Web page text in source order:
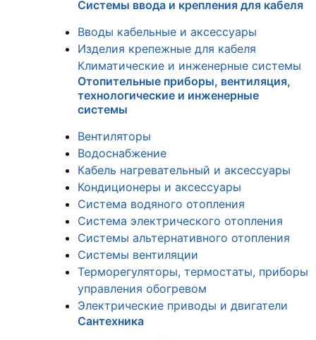
Системы ввода и крепления для кабеля
Вводы кабельные и аксессуары
Изделия крепежные для кабеля
Климатические и инженерные системы
Отопительные приборы, вентиляция,
технологические и инженерные
системы
Вентиляторы
Водоснабжение
Кабель нагревательный и аксессуары
Кондиционеры и аксессуары
Система водяного отопления
Система электрического отопления
Системы альтернативного отопления
Системы вентиляции
Терморегуляторы, термостаты, приборы
управления обогревом
Электрические приводы и двигатели
Сантехника